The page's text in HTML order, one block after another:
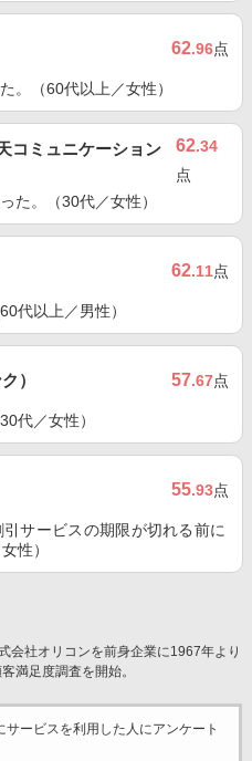
62.96点
。（60代以上／女性）
コミュニケーション
62.34
点
た。（30代／女性）
62.11点
代以上／男性）
） 57.67点
代／女性）
55.93点
サービスの期限が切れる前に
性）
会社オリコンを前身企業に1967年より
満足度調査を開始。
サービスを利用した 人にアンケート